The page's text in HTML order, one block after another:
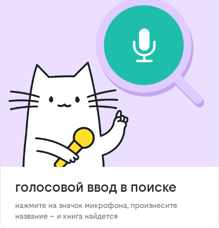
голосовой ввод в поиске
нажмите на значок микрофона, произнесите
название – и книга найдется